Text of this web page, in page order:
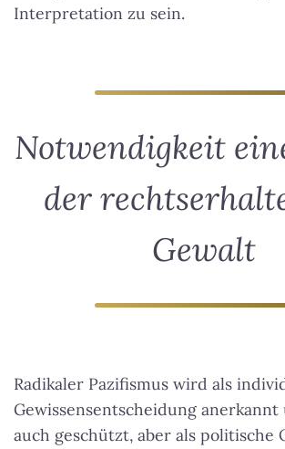
Interpretation zu sein.
Notwendigkeit
der
Gewalt
Radikaler Pazifismus wird als
Gewissensentscheidung anerkannt
auch geschützt, aber als politische